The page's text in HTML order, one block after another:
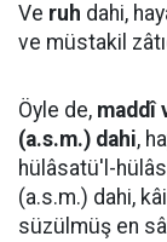
Ve ruh dahi,
ve müstakil
Öyle de, maddî
(a.s.m.) dahi,
hülâsatü'l-
(a.s.m.) dahi,
süzülmüş en